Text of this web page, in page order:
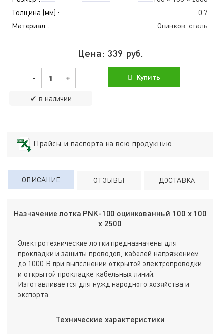
Толщина (мм) :
0.7
Материал :
Оцинков. сталь
Цена: 339 руб.
- +
✔ в наличии
Купить
Прайсы и паспорта на всю продукцию
ОПИСАНИЕ ОТЗЫВЫ ДОСТАВКА
Назначение лотка PNK-100 оцинкованный 100 х 100
х 2500
Электротехнические лотки предназначены для
прокладки и защиты проводов, кабелей напряжением
до 1000 В при выполнении открытой электропроводки
и открытой прокладке кабельных линий.
Изготавливается для нужд народного хозяйства и
экспорта.
Технические характеристики